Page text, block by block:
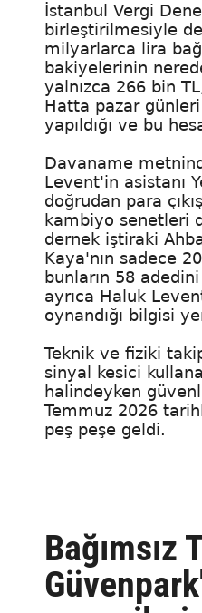
İstanbul Vergi
birleştirilmesiyle
milyarlarca lira
bakiyelerinin
yalnızca 266 bin
Hatta pazar
yapıldığı ve bu
Davaname
Levent'in asistanı
doğrudan para
kambiyo senetleri
dernek iştiraki
Kaya'nın sadece
bunların 58
ayrıca Haluk
oynandığı bilgisi
Teknik ve fiziki
sinyal kesici
halindeyken
Temmuz 2026
peş peşe geldi.